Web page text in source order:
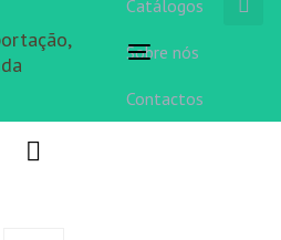
Toggle
Catálogos
Sobre nós
Contactos